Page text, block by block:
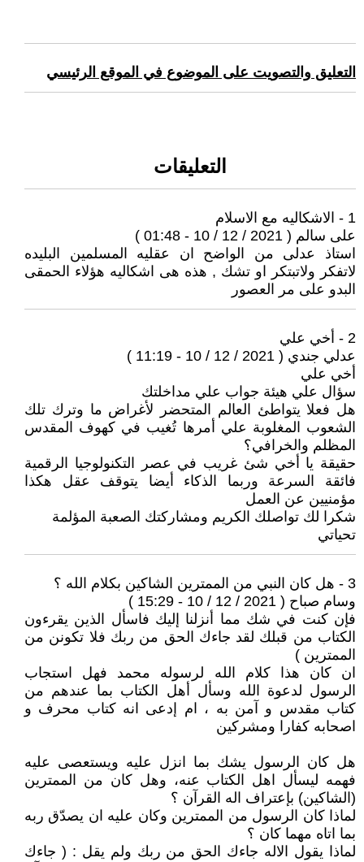
التعليق والتصويت على الموضوع في الموقع الرئيسي
التعليقات
1 - الاشكاليه مع الاسلام
على سالم ( 2021 / 12 / 10 - 01:48 )
استاذ عدلى من الواضح ان عقليه المسلمين البليده
لاتفكر ولاتبتكر او تشك , هذه هى اشكاليه هؤلاء الحمقى
البدو على مر العصور
2 - أخي علي
عدلي جندي ( 2021 / 12 / 10 - 11:19 )
أخي علي
سؤال علي هيئة جواب علي مداخلتك
هل فعلا يتواطئ العالم المتحضر لأغراض ما وترك تلك
الشعوب المغلوبة علي أمرها تُغيب في كهوف المقدس
المظلم والخرافي؟
حقيقة يا أخي شئ غريب في عصر التكنولوجيا الرقمية
فائقة السرعة وربما الذكاء أيضا يتوقف عقل هكذا
مؤمنيين عن العمل
شكرا لك تواصلك الكريم ومشاركتك الصعبة المؤلمة
تحياتي
3 - هل كان النبي من الممترين الشاكين بكلام الله ؟
وسام صباح ( 2021 / 12 / 10 - 15:29 )
فإن كنت في شك مما أنزلنا إليك فاسأل الذين يقرءون
الكتاب من قبلك لقد جاءك الحق من ربك فلا تكونن من
الممترين )
ان كان هذا كلام الله لرسوله محمد فهل استجاب
الرسول لدعوة الله وسأل أهل الكتاب بما عندهم من
كتاب مقدس و آمن به ، ام إدعى انه كتاب محرف و
اصحابه كفارا ومشركين
هل كان الرسول يشك بما انزل عليه ويستعصى عليه
فهمه ليسأل اهل الكتاب عنه، وهل كان من الممترين
(الشاكين) بإعتراف اله القرآن ؟
لماذا كان الرسول من الممترين وكان عليه ان يصدّق ربه
بما اتاه مهما كان ؟
لماذا يقول الاله جاءك الحق من ربك ولم يقل : ( جاءك